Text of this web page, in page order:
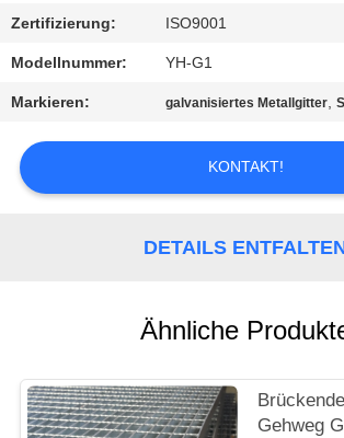
TRETEN
SIE
MIT
IN
VERBINDUNG
FORDERN
SIE EIN
ZITAT
Zertifizierung: ISO9001
Modellnummer: YH-G1
Markieren: galvanisiertes Metallgitter,
KONTAKT!
DETAILS
Ähnliche
Gehweg